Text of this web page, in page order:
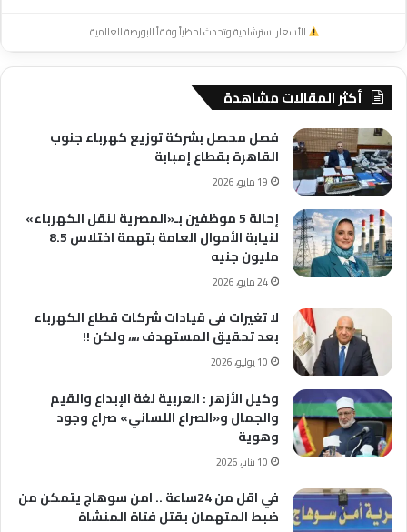
الأسعار استرشادية وتحدث لحظياً وفقاً للبورصة العالمية.
أكثر المقالات مشاهدة
فصل محصل بشركة توزيع كهرباء جنوب
القاهرة بقطاع إمبابة
19 مايو، 2026
إحالة 5 موظفين بـ«المصرية لنقل الكهرباء»
لنيابة الأموال العامة بتهمة اختلاس 8.5
مليون جنيه
24 مايو، 2026
لا تغيرات فى قيادات شركات قطاع الكهرباء
بعد تحقيق المستهدف ،،،، ولكن !!
10 يوليو، 2026
وكيل الأزهر : العربية لغة الإبداع والقيم
والجمال و«الصراع اللساني» صراع وجود
وهوية
10 يناير، 2026
في اقل من 24ساعة .. امن سوهاج يتمكن من
ضبط المتهمان بقتل فتاة المنشاة